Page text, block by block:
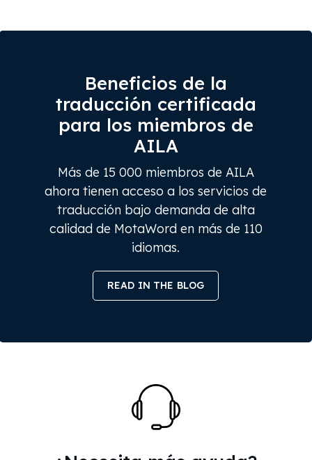
Beneficios de la
traducción certificada
para los miembros de
AILA
Más de 15 000 miembros de AILA
ahora tienen acceso a los servicios de
traducción bajo demanda de alta
calidad de MotaWord en más de 110
idiomas.
READ IN THE BLOG